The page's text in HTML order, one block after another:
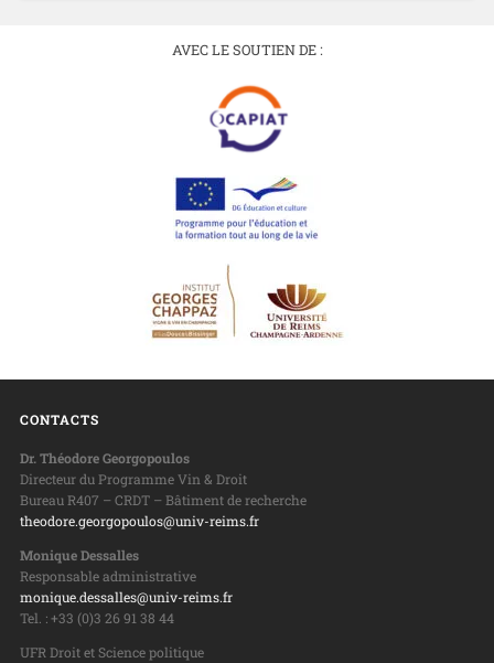
AVEC LE SOUTIEN DE :
CONTACTS
Dr. Théodore Georgopoulos
Directeur du Programme Vin & Droit
Bureau R407 – CRDT – Bâtiment de recherche
theodore.georgopoulos@univ-reims.fr
Monique Dessalles
Responsable administrative
monique.dessalles@univ-reims.fr
Tel. : +33 (0)3 26 91 38 44
UFR Droit et Science politique